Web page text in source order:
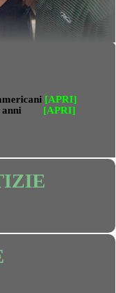
[APRI]
anni
[APRI]